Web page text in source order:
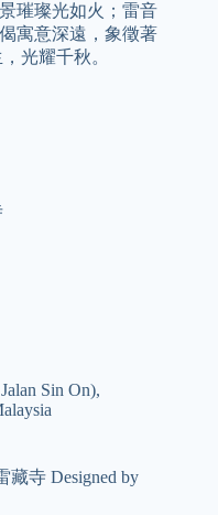
璀璨光如火；雷音
寓意深遠，象徵著
光耀千秋。
Sin On),
藏寺 Designed by